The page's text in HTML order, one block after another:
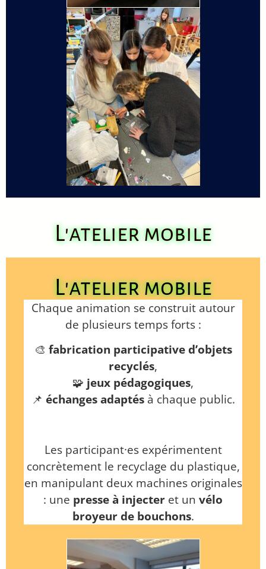
L'atelier mobile
L'atelier mobile
Chaque animation se construit autour
de plusieurs temps forts :
🎨 fabrication participative d’objets
recyclés,
🧩 jeux pédagogiques,
📌 échanges adaptésà chaque public.
Les participant·es expérimentent
concrètement le recyclage du plastique,
en manipulant deux machines originales
: une presse à injecter et un vélo
broyeur de bouchons.